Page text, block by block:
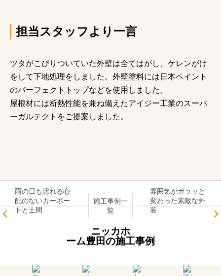
担当スタッフより一言
ツタがこびりついていた外壁は全てはがし、ケレンがけ
をして下地処理をしました。外壁塗料には日本ペイント
のパーフェクトトップなどを使用しました。
屋根材には断熱性能を兼ね備えたアイジー工業のスーパ
ーガルテクトをご提案しました。
雨の日も濡れる心
配のないカーポー
トと土間
雰囲気がガラッと
変わった素敵な外
装
施工事例一
覧
ニッカホ
ーム豊田の施工事例